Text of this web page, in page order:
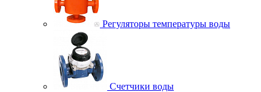
Регуляторы температуры воды
Счетчики воды